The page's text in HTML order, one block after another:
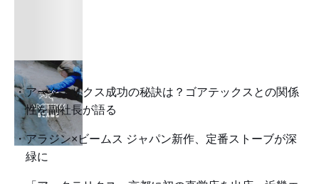
アークテリクス成功の秘訣は？ゴアテックスとの関係
性を副社長が語る
アラジン×ビームス ジャパン新作、定番ストーブが深
緑に